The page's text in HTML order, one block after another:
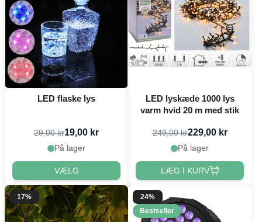
LED flaske lys
29,00 kr19,00 kr
På lager
VÆLG
LED lyskæde 1000 lys
varm hvid 20 m med stik
249,00 kr229,00 kr
På lager
LÆG I KURV
17%
24%
Bestseller